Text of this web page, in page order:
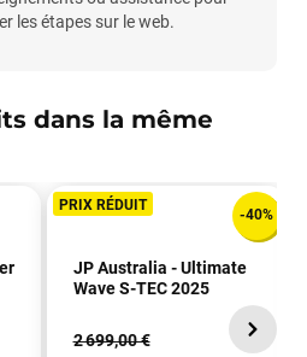
les étapes sur le web.
dans la même
PRIX RÉDUIT
-40%
JP Australia - Ultimate
Wave S-TEC 2025
2 699,00 €
LES AVIS